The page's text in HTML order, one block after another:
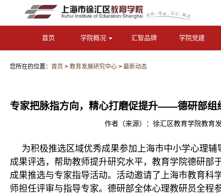
首页 学院概况 汇智品牌 学院党建
您所在的位置： 首页 > 教育发展研究中心 > 最新动态
专家把脉指方向，精心打磨促提升——德研部组
作者（来源）：徐汇区教育学院教育
为积极推选区域优秀成果参加上海市中小学心理辅
成果评选，帮助教师提升研究水平，教育学院德研部
成果推选与专家指导活动。活动邀请了上海市教育科
师担任评审与指导专家。德研部全体心理教研员全程